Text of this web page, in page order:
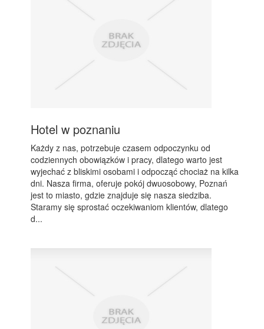
Hotel w poznaniu
Każdy z nas, potrzebuje czasem odpoczynku od
codziennych obowiązków i pracy, dlatego warto jest
wyjechać z bliskimi osobami i odpocząć chociaż na kilka
dni. Nasza firma, oferuje pokój dwuosobowy, Poznań
jest to miasto, gdzie znajduje się nasza siedziba.
Staramy się sprostać oczekiwaniom klientów, dlatego
d...